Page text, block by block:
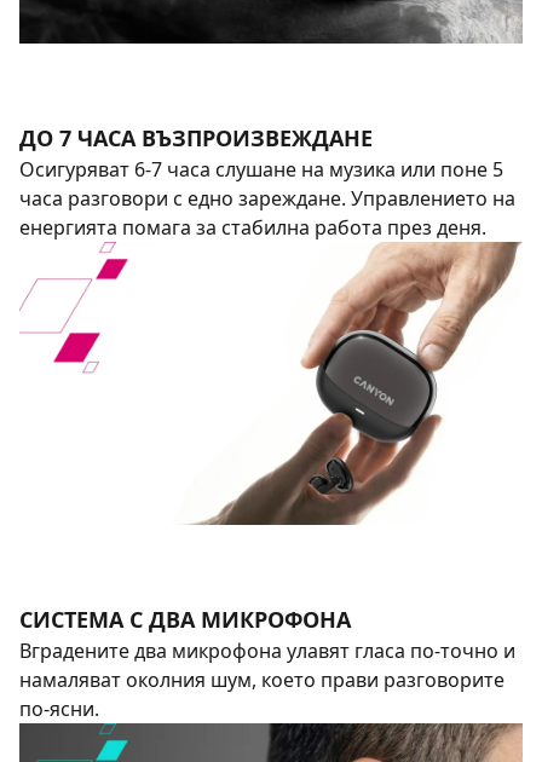
ДО 7 ЧАСА ВЪЗПРОИЗВЕЖДАНЕ
Осигуряват 6-7 часа слушане на музика или поне 5
часа разговори с едно зареждане. Управлението на
енергията помага за стабилна работа през деня.
СИСТЕМА С ДВА МИКРОФОНА
Вградените два микрофона улавят гласа по-точно и
намаляват околния шум, което прави разговорите
по-ясни.